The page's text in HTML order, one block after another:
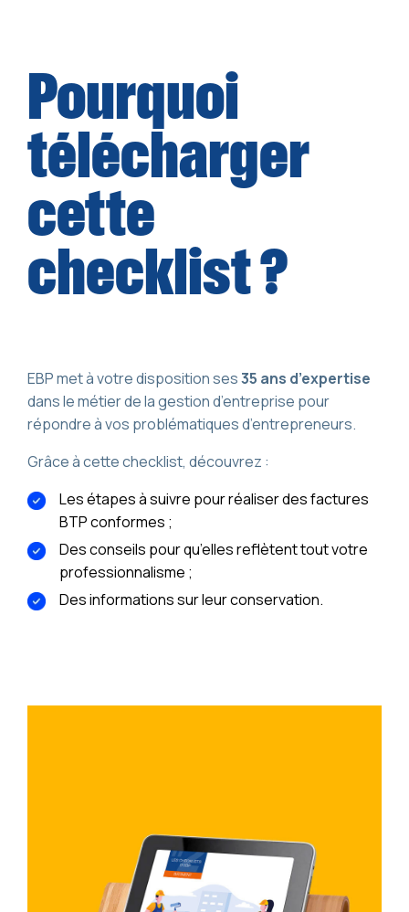
Pourquoi
télécharger
cette
checklist ?
EBP met à votre disposition ses35 ans d’expertise
dans le métier de la gestion d’entreprise pour
répondre à vos problématiques d’entrepreneurs.
Grâce à cette checklist, découvrez :
Les étapes à suivre pour réaliser des factures
BTP conformes ;
Des conseils pour qu’elles reflètent tout votre
professionnalisme ;
Des informations sur leur conservation.